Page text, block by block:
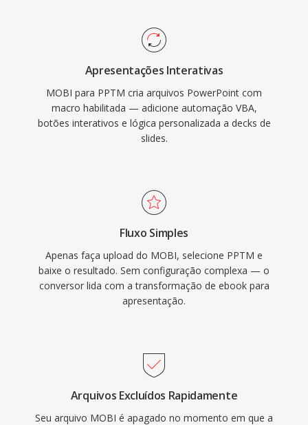
Apresentações Interativas
MOBI para PPTM cria arquivos PowerPoint com
macro habilitada — adicione automação VBA,
botões interativos e lógica personalizada a decks de
slides.
Fluxo Simples
Apenas faça upload do MOBI, selecione PPTM e
baixe o resultado. Sem configuração complexa — o
conversor lida com a transformação de ebook para
apresentação.
Arquivos Excluídos Rapidamente
Seu arquivo MOBI é apagado no momento em que a